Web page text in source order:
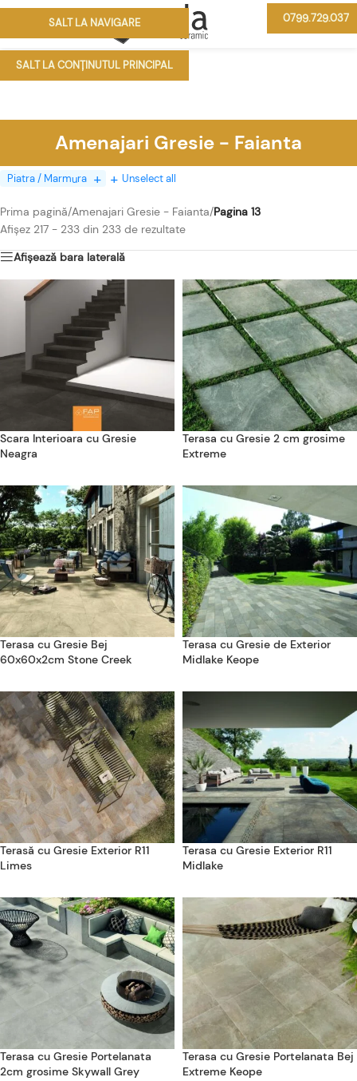
SALT LA NAVIGARE
SALT LA CONȚINUTUL PRINCIPAL
0799.729.037
Amenajari Gresie - Faianta
Piatra / Marmura Unselect all
Prima pagină/Amenajari Gresie - Faianta/Pagina 13
Afișez 217 - 233 din 233 de rezultate
Afișează bara laterală
Scara Interioara cu Gresie
Neagra
Terasa cu Gresie 2 cm grosime
Extreme
Terasa cu Gresie Bej
60x60x2cm Stone Creek
Terasa cu Gresie de Exterior
Midlake Keope
Terasă cu Gresie Exterior R11
Limes
Terasa cu Gresie Exterior R11
Midlake
Terasa cu Gresie Portelanata
2cm grosime Skywall Grey
Terasa cu Gresie Portelanata Bej
Extreme Keope